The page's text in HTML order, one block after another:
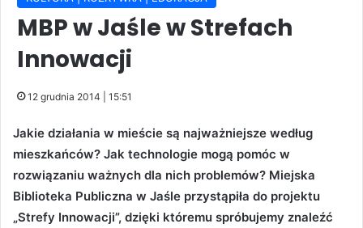
MBP w Jaśle w Strefach
Innowacji
12 grudnia 2014 | 15:51
Jakie działania w mieście są najważniejsze według
mieszkańców? Jak technologie mogą pomóc w
rozwiązaniu ważnych dla nich problemów? Miejska
Biblioteka Publiczna w Jaśle przystąpiła do projektu
„Strefy Innowacji”, dzięki któremu spróbujemy znaleźć